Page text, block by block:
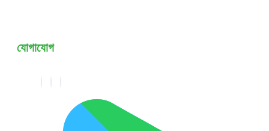
যোগাযোগ